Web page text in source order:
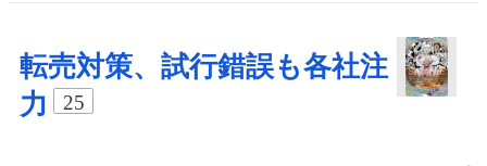
転売対策、試行錯誤も各社注
力
25